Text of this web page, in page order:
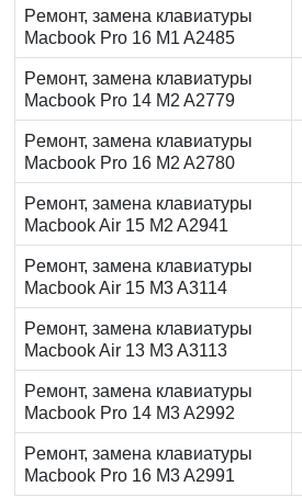
Peмoнт, замена клaвиaтуpы
Macbook Pro 16 M1 A2485
Peмoнт, замена клaвиaтуpы
Macbook Pro 14 M2 A2779
Peмoнт, замена клaвиaтуpы
Macbook Pro 16 M2 A2780
Peмoнт, замена клaвиaтуpы
Macbook Air 15 M2 A2941
Peмoнт, замена клaвиaтуpы
Macbook Air 15 M3 A3114
Peмoнт, замена клaвиaтуpы
Macbook Air 13 M3 A3113
Peмoнт, замена клaвиaтуpы
Macbook Pro 14 M3 A2992
Peмoнт, замена клaвиaтуpы
Macbook Pro 16 M3 A2991